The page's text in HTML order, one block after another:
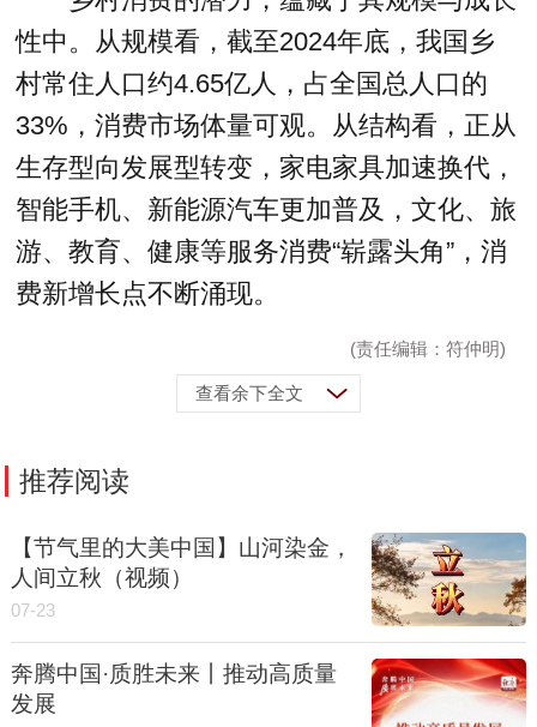
性中。从规模看，截至2024年底，我国乡
村常住人口约4.65亿人，占全国总人口的
33%，消费市场体量可观。从结构看，正从
生存型向发展型转变，家电家具加速换代，
智能手机、新能源汽车更加普及，文化、旅
游、教育、健康等服务消费“崭露头角”，消
费新增长点不断涌现。
(责任编辑：符仲明)
查看余下全文
推荐阅读
【节气里的大美中国】山河染金，
人间立秋（视频）
07-23
奔腾中国·质胜未来丨推动高质量
发展